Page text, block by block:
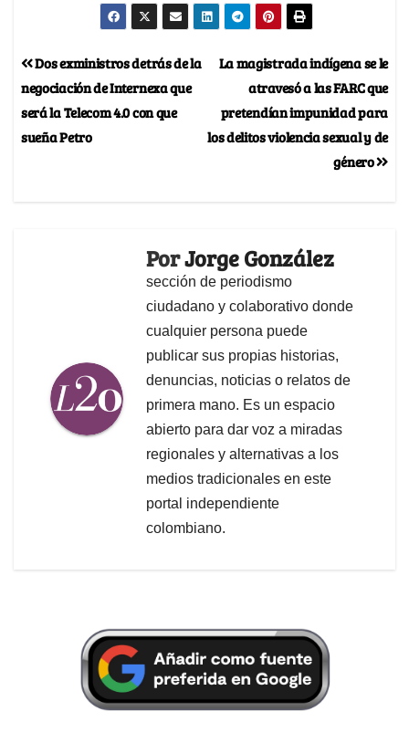
La magistrada indígena se le
atravesó a las FARC que
pretendían impunidad para
los delitos violencia sexual y de
género
Dos exministros detrás de la
negociación de Internexa que
será la Telecom 4.0 con que
sueña Petro
PorJorge González
sección de periodismo
ciudadano y colaborativo donde
cualquier persona puede
publicar sus propias historias,
denuncias, noticias o relatos de
primera mano. Es un espacio
abierto para dar voz a miradas
regionales y alternativas a los
medios tradicionales en este
portal independiente
colombiano.